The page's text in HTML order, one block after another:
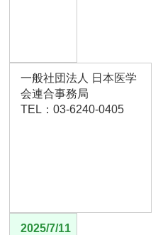
一般社団法人 日本医学
会連合事務局
TEL：03-6240-0405
2025/7/11